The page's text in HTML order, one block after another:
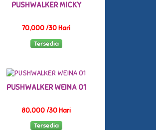
PUSHWALKER MICKY
70,000 /30 Hari
Tersedia
PUSHWALKER WEINA 01
80,000 /30 Hari
Tersedia